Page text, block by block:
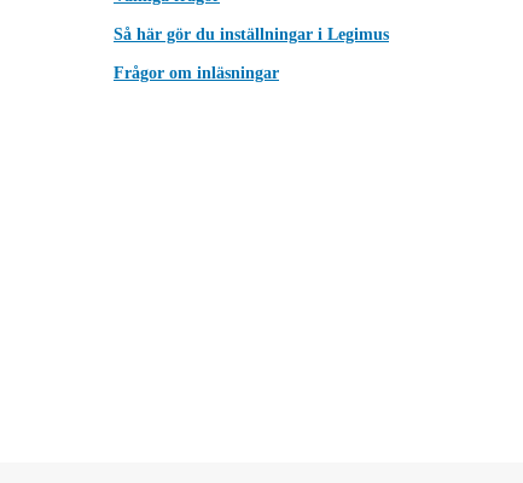
Så här gör du inställningar i Legimus
Frågor om inläsningar